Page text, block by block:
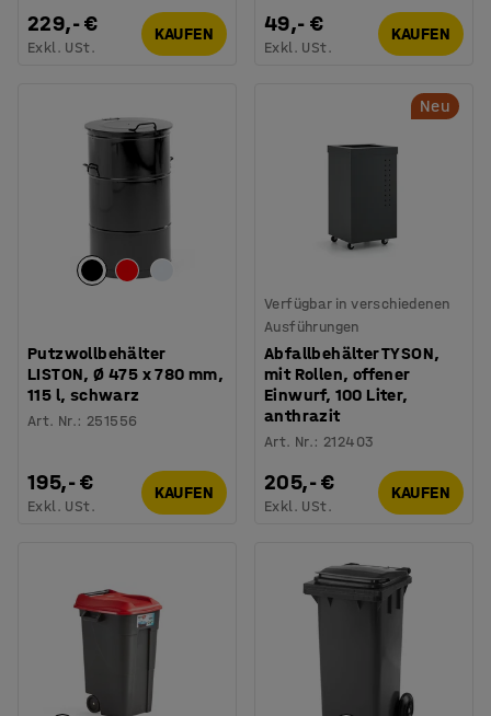
229,- €
Exkl. USt.
KAUFEN 49,- €
Exkl. USt.
KAUFEN
Putzwollbehälter
LISTON, Ø 475 x 780 mm,
115 l, schwarz
Art. Nr.: 251556
195,- €
Exkl. USt.
KAUFEN
Neu
Verfügbar in verschiedenen
Ausführungen
Abfallbehälter TYSON,
mit Rollen, offener
Einwurf, 100 Liter,
anthrazit
Art. Nr.: 212403
205,- €
Exkl. USt.
KAUFEN